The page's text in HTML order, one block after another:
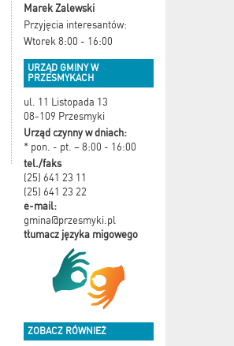
Marek Zalewski
Przyjęcia interesantów:
Wtorek 8:00 - 16:00
URZĄD GMINY W
PRZESMYKACH
ul. 11 Listopada 13
08-109 Przesmyki
Urząd czynny w dniach:
* pon. - pt. – 8:00 - 16:00
tel./faks
(25) 641 23 11
(25) 641 23 22
e-mail:
gmina@przesmyki.pl
tłumacz języka migowego
ZOBACZ RÓWNIEŻ